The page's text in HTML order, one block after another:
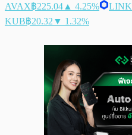
AVAX฿225.04 ▲ 4.25% LINK
KUB฿20.32 ▼ 1.32%